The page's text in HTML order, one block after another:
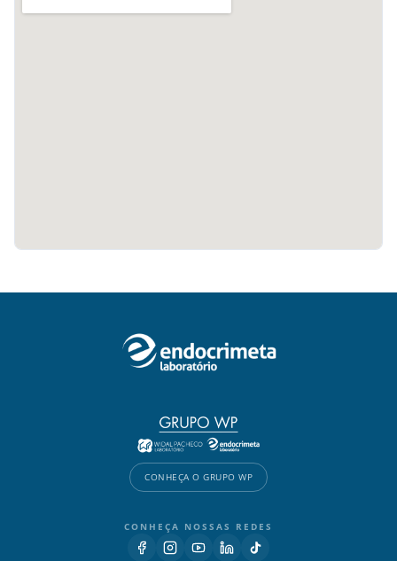
CONHEÇA O GRUPO WP
CONHEÇA NOSSAS REDES